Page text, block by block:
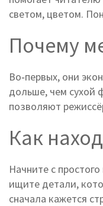
светом, цветом.
Почему
Во‑первых, они
дольше, чем сухой
позволяют
Как
Начните с
ищите детали,
сначала кажется